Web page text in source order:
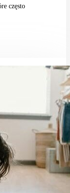
często